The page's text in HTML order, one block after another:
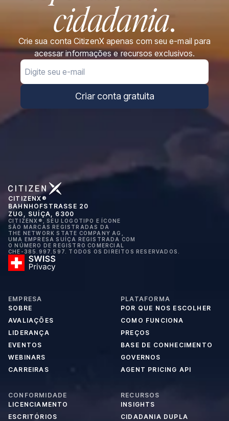
cidadania.
Crie sua conta CitizenX apenas com seu e-mail para
acessar informações e recursos exclusivos.
Email
Criar conta gratuita
CITIZENX®
BAHNHOFSTRASSE 20
ZUG, SUÍÇA, 6300
CITIZENX®, SEU LOGOTIPO E ÍCONE
SÃO MARCAS REGISTRADAS DA
THE NETWORK STATE COMPANY AG,
UMA EMPRESA SUÍÇA REGISTRADA COM
O NÚMERO DE REGISTRO COMERCIAL
CHE-385.997.597. TODOS OS DIREITOS RESERVADOS.
EMPRESA
SOBRE
AVALIAÇÕES
LIDERANÇA
EVENTOS
WEBINARS
CARREIRAS
PLATAFORMA
POR QUE NOS ESCOLHER
COMO FUNCIONA
PREÇOS
BASE DE CONHECIMENTO
GOVERNOS
AGENT PRICING API
CONFORMIDADE
LICENCIAMENTO
ESCRITÓRIOS
RECURSOS
INSIGHTS
CIDADANIA DUPLA